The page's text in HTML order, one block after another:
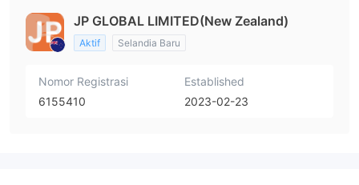
JP GLOBAL LIMITED(New Zealand)
Aktif Selandia Baru
Nomor Registrasi
6155410
Established
2023-02-23